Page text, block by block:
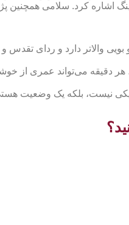
اشاره کرد. سلامی
بویی والاتر دارد و ردای
دقیقه می‌تواند عمری از
نیست، بلکه یک وضعیت